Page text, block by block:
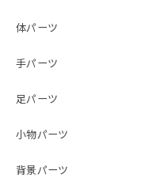
体パーツ
手パーツ
足パーツ
小物パーツ
背景パーツ